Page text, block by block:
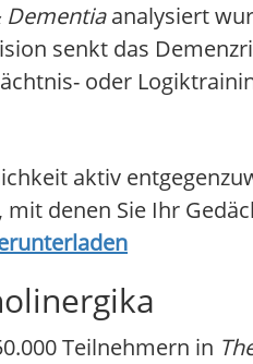
Dementiaanalysiert
senkt das
oder
aktiv
denen Sie Ihr
Teilnehmern in